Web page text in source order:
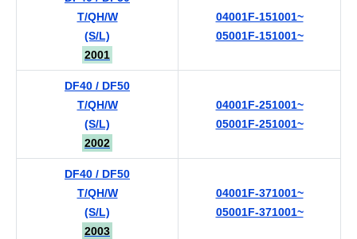
T/QH/W
(S/L)
2001
04001F-151001~
05001F-151001~
DF40 / DF50
T/QH/W
(S/L)
2002
04001F-251001~
05001F-251001~
DF40 / DF50
T/QH/W
(S/L)
2003
04001F-371001~
05001F-371001~